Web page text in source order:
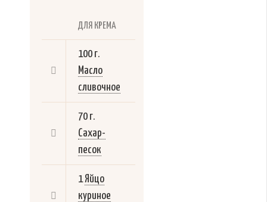
ДЛЯ КРЕМА
100 г.
Масло
сливочное
70 г.
Сахар-
песок
1Яйцо
куриное